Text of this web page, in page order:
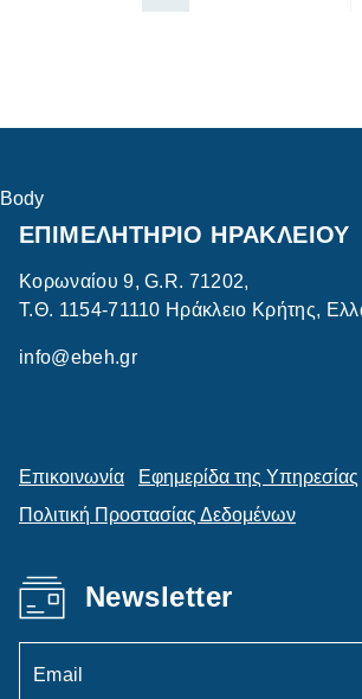
Body
ΕΠΙΜΕΛΗΤΗΡΙΟ ΗΡΑΚΛΕΙΟΥ
Κορωναίου 9, G.R. 71202,
Τ.Θ. 1154-71110 Ηράκλειο Κρήτης,
info@ebeh.gr
Επικοινωνία
Εφημερίδα της Υπηρεσίας
Πολιτική Προστασίας Δεδομένων
Newsletter